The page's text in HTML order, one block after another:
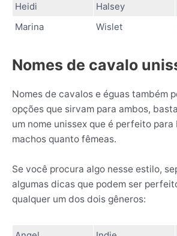
Heidi
Halsey
Marina
Wislet
Nomes de cavalo
Nomes de cavalos e éguas também
opções que sirvam para ambos,
um nome unissex que é perfeito
machos quanto fêmeas.
Se você procura algo nesse estilo,
algumas dicas que podem ser
qualquer um dos dois gêneros: